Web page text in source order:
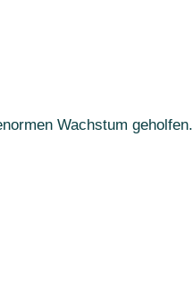
Wachstum geholfen.